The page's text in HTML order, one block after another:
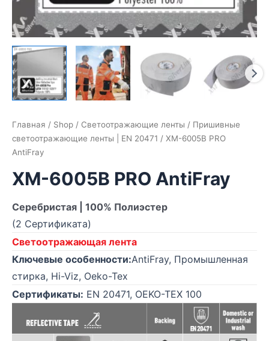
Главная / Shop / Светоотражающие ленты / Пришивные
светоотражающие ленты | EN 20471 / XM-6005B PRO
AntiFray
XM-6005B PRO AntiFray
Серебристая | 100% Полиэстер
(2 Сертификата)
Светоотражающая лента
Ключевые особенности:AntiFray, Промышленная
стирка, Hi-Viz, Oeko-Tex
Сертификаты: EN 20471, OEKO-TEX 100